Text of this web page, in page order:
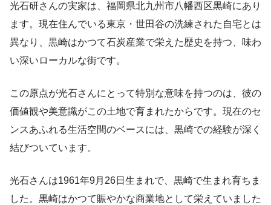
光石研さんの実家は、福岡県北九州市八幡西区黒崎にあり
ます。現在住んでいる東京・世田谷の洗練された自宅とは
異なり、黒崎はかつて石炭産業で栄えた歴史を持つ、味わ
い深いローカルな街です。
この原点が光石さんにとって特別な意味を持つのは、彼の
価値観や美意識がこの土地で育まれたからです。現在のセ
ンスあふれる生活空間のベースには、黒崎での経験が深く
結びついています。
光石さんは1961年9月26日生まれで、黒崎で生まれ育ちま
した。黒崎はかつて賑やかな商業地として栄えていました